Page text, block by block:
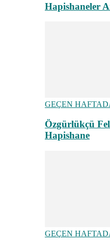
Hapishaneler
GEÇEN
Özgürlükçü
Hapishane
GEÇEN